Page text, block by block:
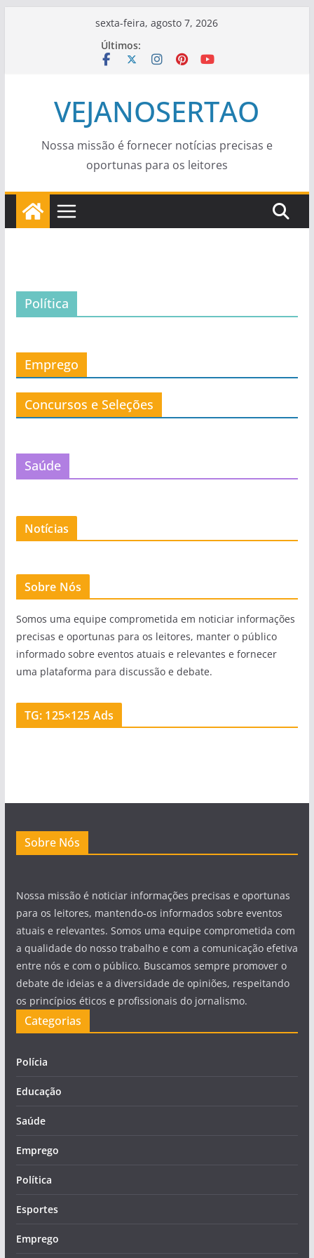
sexta-feira, agosto 7, 2026
Últimos:
VEJANOSERTAO
Nossa missão é fornecer notícias precisas e
oportunas para os leitores
Política
Emprego
Concursos e Seleções
Saúde
Notícias
Sobre Nós
Somos uma equipe comprometida em noticiar informações
precisas e oportunas para os leitores, manter o público
informado sobre eventos atuais e relevantes e fornecer
uma plataforma para discussão e debate.
TG: 125×125 Ads
Sobre Nós
Nossa missão é noticiar informações precisas e oportunas
para os leitores, mantendo-os informados sobre eventos
atuais e relevantes. Somos uma equipe comprometida com
a qualidade do nosso trabalho e com a comunicação efetiva
entre nós e com o público. Buscamos sempre promover o
debate de ideias e a diversidade de opiniões, respeitando
os princípios éticos e profissionais do jornalismo.
Categorias
Polícia
Educação
Saúde
Emprego
Política
Esportes
Emprego